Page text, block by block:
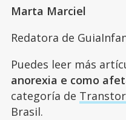
Marta Marciel
Redatora de
Puedes leer más
anorexia e como
categoría de
Brasil.